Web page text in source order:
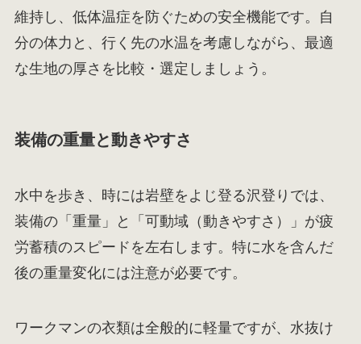
維持し、低体温症を防ぐための安全機能です。自
分の体力と、行く先の水温を考慮しながら、最適
な生地の厚さを比較・選定しましょう。
装備の重量と動きやすさ
水中を歩き、時には岩壁をよじ登る沢登りでは、
装備の「重量」と「可動域（動きやすさ）」が疲
労蓄積のスピードを左右します。特に水を含んだ
後の重量変化には注意が必要です。
ワークマンの衣類は全般的に軽量ですが、水抜け